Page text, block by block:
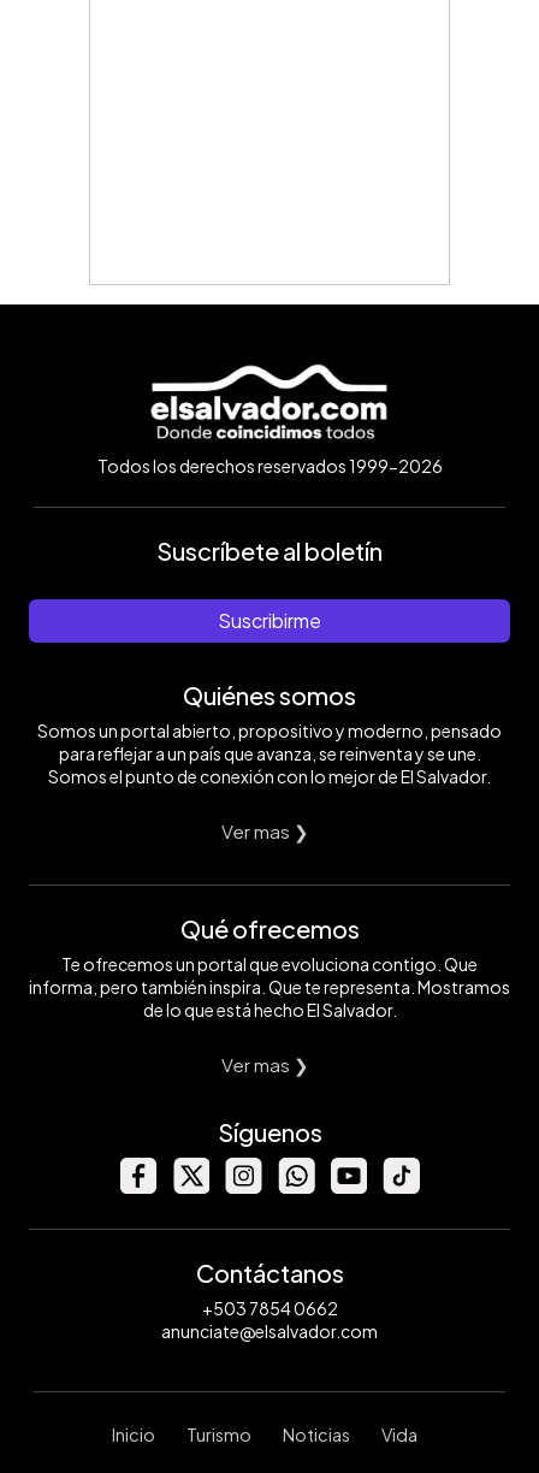
Todos los derechos reservados 1999-2026
Suscríbete al boletín
Suscribirme
Quiénes somos
Somos un portal abierto, propositivo y moderno, pensado
para reflejar a un país que avanza, se reinventa y se une.
Somos el punto de conexión con lo mejor de El Salvador.
Ver mas ❯
Qué ofrecemos
Te ofrecemos un portal que evoluciona contigo. Que
informa, pero también inspira. Que te representa. Mostramos
de lo que está hecho El Salvador.
Ver mas ❯
Síguenos
Contáctanos
+503 7854 0662
anunciate@elsalvador.com
Inicio Turismo Noticias Vida